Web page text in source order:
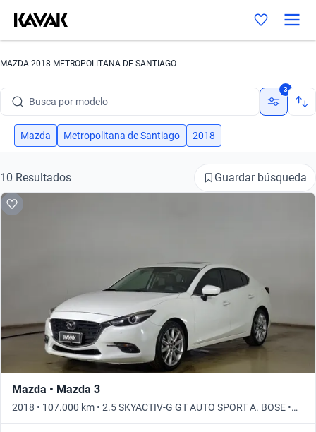
MAZDA 2018 METROPOLITANA DE SANTIAGO
Busca por modelo
Busca por versión
Busca por marca
3
Mazda Metropolitana de Santiago 2018
10 Resultados Guardar búsqueda
Mazda • Mazda 3
2018 • 107.000 km • 2.5 SKYACTIV-G GT AUTO SPORT A. BOSE •
Automático